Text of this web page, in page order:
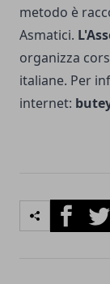
metodo è
Asmatici.
organizza
italiane. Per
internet:
Facebook